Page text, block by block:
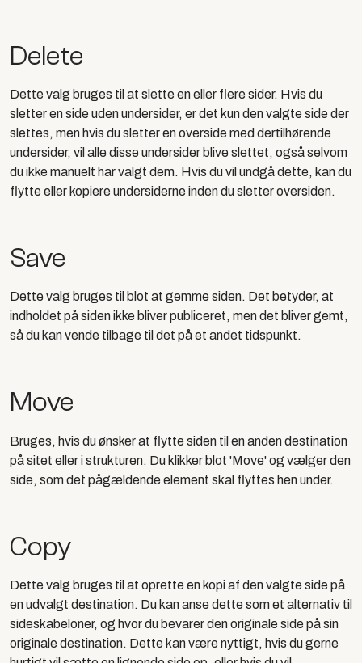
Delete
Dette valg bruges til at slette en eller flere sider. Hvis du
sletter en side uden undersider, er det kun den valgte side der
slettes, men hvis du sletter en overside med dertilhørende
undersider, vil alle disse undersider blive slettet, også selvom
du ikke manuelt har valgt dem. Hvis du vil undgå dette, kan du
flytte eller kopiere undersiderne inden du sletter oversiden.
Save
Dette valg bruges til blot at gemme siden. Det betyder, at
indholdet på siden ikke bliver publiceret, men det bliver gemt,
så du kan vende tilbage til det på et andet tidspunkt.
Move
Bruges, hvis du ønsker at flytte siden til en anden destination
på sitet eller i strukturen. Du klikker blot 'Move' og vælger den
side, som det pågældende element skal flyttes hen under.
Copy
Dette valg bruges til at oprette en kopi af den valgte side på
en udvalgt destination. Du kan anse dette som et alternativ til
sideskabeloner, og hvor du bevarer den originale side på sin
originale destination. Dette kan være nyttigt, hvis du gerne